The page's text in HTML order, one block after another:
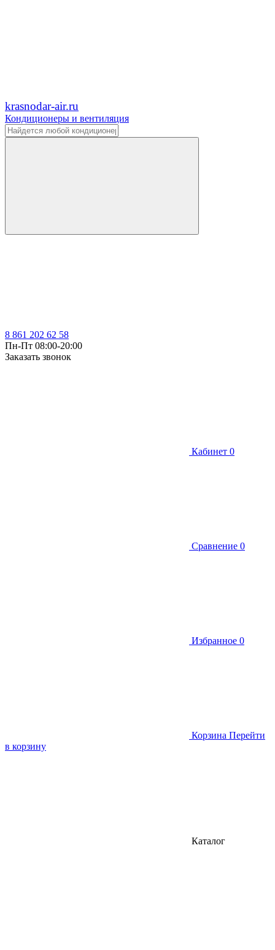
krasnodar-air.ru
Кондиционеры и вентиляция
8 861 202 62 58
Пн-Пт 08:00-20:00
Заказать звонок
Кабинет 0
Сравнение 0
Избранное 0
Корзина Перейти
в корзину
Каталог